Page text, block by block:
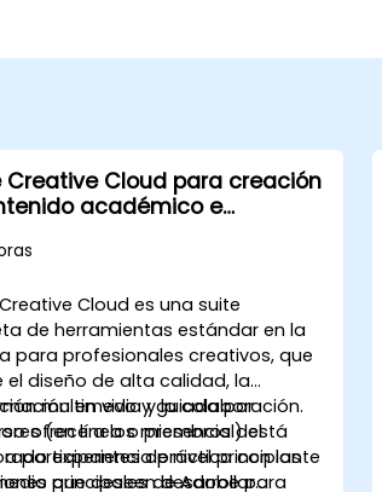
Creative Cloud para creación
académico e
Cloud es una suite
de herramientas estándar en la
para profesionales creativos, que
el diseño de alta calidad, la
multimedia y la colaboración.
ofrece a los miembros del
experiencia práctica con las
principales de Adobe para
en vivo y guiada por
(en línea o presencial) está
a participantes de nivel principiante
que deseen desarrollar